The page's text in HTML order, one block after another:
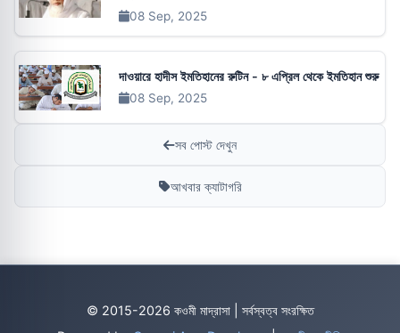
08 Sep, 2025
দাওয়ারে হাদীস ইমতিহানের রুটিন - ৮ এপ্রিল থেকে ইমতিহান শুরু
08 Sep, 2025
সব পোস্ট দেখুন
আখবার ক্যাটাগরি
© 2015-2026 কওমী মাদ্রাসা | সর্বস্বত্ব সংরক্ষিত